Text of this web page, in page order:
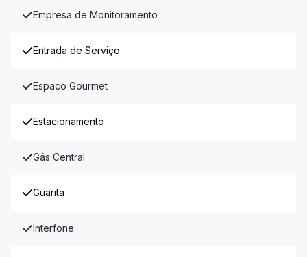
Empresa de Monitoramento
Entrada de Serviço
Espaco Gourmet
Estacionamento
Gás Central
Guarita
Interfone